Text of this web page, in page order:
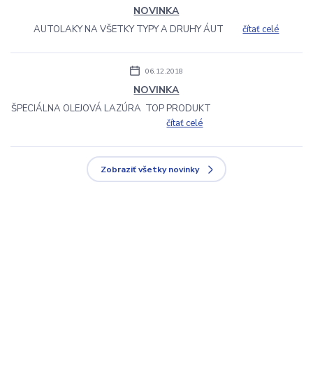
NOVINKA
AUTOLAKY NA VŠETKY TYPY A DRUHY ÁUTčítať celé
06.12.2018
NOVINKA
ŠPECIÁLNA OLEJOVÁ LAZÚRA TOP PRODUKT
čítať celé
Zobraziť všetky novinky